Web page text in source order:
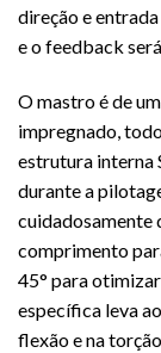
direção e
e o feedback
O mastro é de
impregnado,
estrutura interna
durante a
cuidadosamente
comprimento
45° para
específica leva
flexão e na